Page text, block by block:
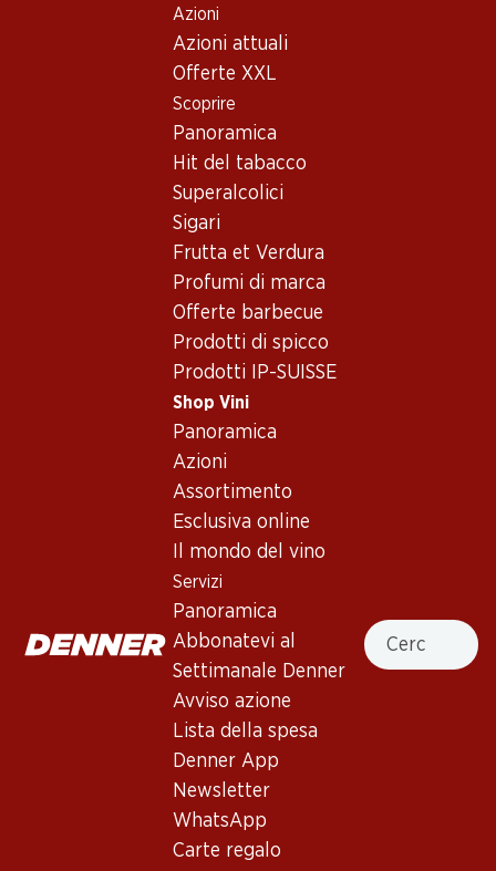
Azioni
Azioni attuali
Offerte XXL
Scoprire
Panoramica
Hit del tabacco
Superalcolici
Sigari
Frutta et Verdura
Profumi di marca
Offerte barbecue
Prodotti di spicco
Prodotti IP-SUISSE
Shop Vini
Panoramica
Azioni
Assortimento
Esclusiva online
Il mondo del vino
Servizi
Panoramica
Abbonatevi al
Settimanale Denner
Avviso azione
Lista della spesa
Denner App
Newsletter
WhatsApp
Carte regalo
Cercare
Vino/champagne
Bordeaux
Vino bianco_old - Francia,
Bordeaux
Château Bonnet Blanc
Entre-deux-Mers AOC
75.–
Château Bonnet Réserve
Bordeaux AOC
2019
Bottiglia: 26.95
Château Faugères Saint-
Emilion Grand Cru Classé
Esclusiva online!
Bottiglia: 19.95
Château d'Aiguilhe
Castillon Côtes de
Bordeaux AOC
2018